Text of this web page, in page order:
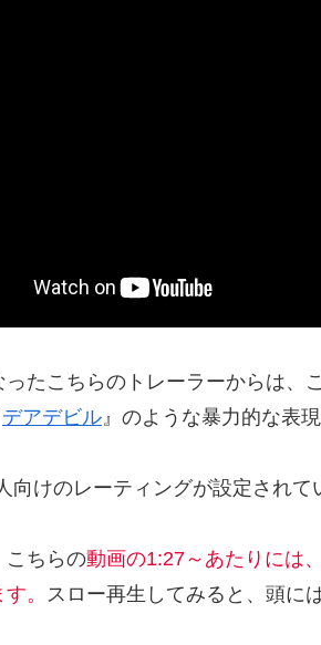
ったこちらのトレーラーからは、
デアデビル 』のような暴力的な表
向けのレーティングが設定されて
こちらの動画の1:27～あたりには
。 スロー再生してみると、頭に